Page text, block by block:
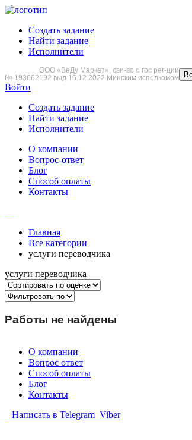
Создать задание
Найти задание
Исполнители
ООО «ВеДу Маркет», сви-во о гос рег-ции
№ 193662192 выд 16.12.2022 Минским исполкомом
Войти
Создать задание
Найти задание
Исполнители
О компании
Вопрос-ответ
Блог
Способ оплаты
Контакты
Главная
Все категории
услуги переводчика
услуги переводчика
Работы не найдены
О компании
Вопрос ответ
Способ оплаты
Блог
Контакты
Написать в Telegram Viber